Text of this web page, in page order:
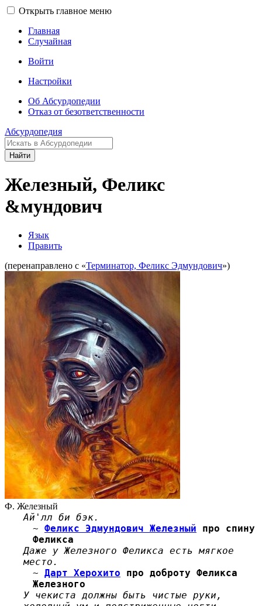
Открыть главное меню
Главная
Случайная
Войти
Настройки
Об Абсурдопедии
Отказ от безответственности
Абсурдопедия
Найти
Железный, Феликс
&мундович
Язык
Править
(перенаправлено с «Терминатор, Феликс Эдмундович»)
Ф. Железный
Ай'лл би бэк.
~ Феликс Эдмундович Железный про спину
Феликса
Даже у Железного Феликса есть мягкое
место.
~ Дарт Херохито про доброту Феликса
Железного
У чекиста должны быть чистые руки,